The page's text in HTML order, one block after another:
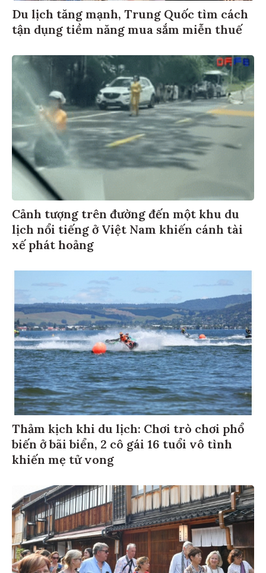
Du lịch tăng mạnh, Trung Quốc tìm cách
tận dụng tiềm năng mua sắm miễn thuế
Cảnh tượng trên đường đến một khu du
lịch nổi tiếng ở Việt Nam khiến cánh tài
xế phát hoảng
Thảm kịch khi du lịch: Chơi trò chơi phổ
biến ở bãi biển, 2 cô gái 16 tuổi vô tình
khiến mẹ tử vong